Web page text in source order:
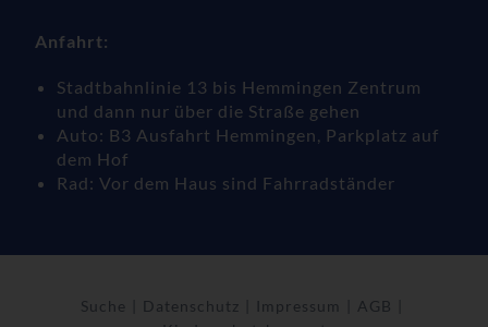
Anfahrt:
Stadtbahnlinie 13 bis Hemmingen Zentrum
und dann nur über die Straße gehen
Auto: B3 Ausfahrt Hemmingen, Parkplatz auf
dem Hof
Rad: Vor dem Haus sind Fahrradständer
Suche Datenschutz Impressum
AGB